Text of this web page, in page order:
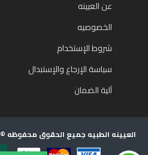
عن العيينه
الخصوصيه
شروط الإستخدام
سياسة الإرجاع والإستبدال
آلية الضمان
العيينه الطبيه جميع الحقوق محفوظه © 2023 By www.Alamazon.com